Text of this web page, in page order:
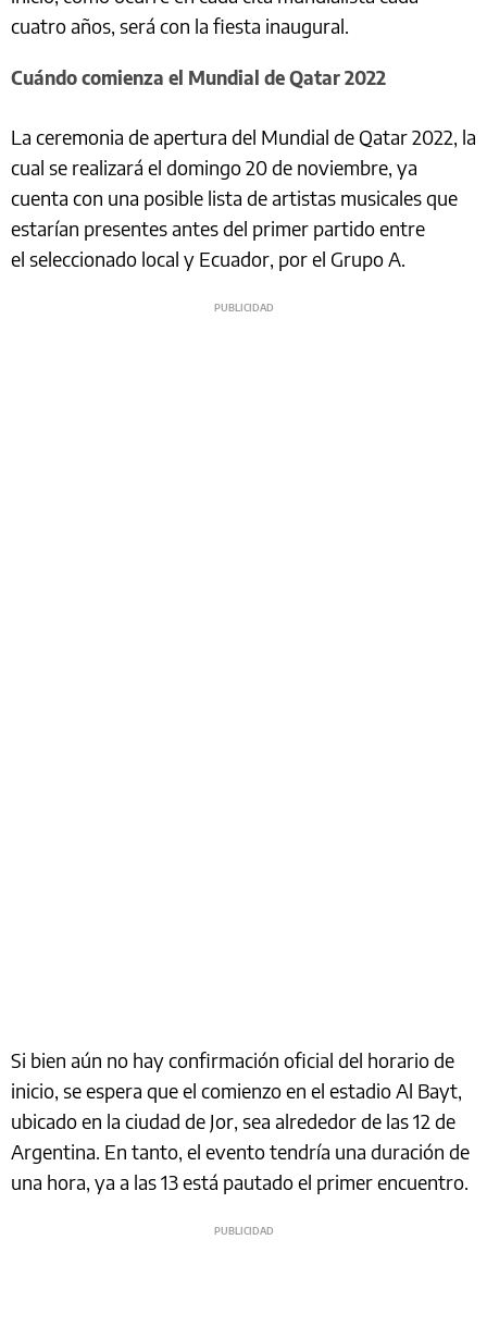
cuatro años, será con la fiesta inaugural.
Cuándo comienza el Mundial de Qatar 2022
La ceremonia de apertura del Mundial de Qatar 2022, la
cual se realizará el domingo 20 de noviembre, ya
cuenta con una posible lista de artistas musicales que
estarían presentes antes del primer partido entre
el seleccionado local y Ecuador, por el Grupo A.
Si bien aún no hay confirmación oficial del horario de
inicio, se espera que el comienzo en el estadio Al Bayt,
ubicado en la ciudad de Jor, sea alrededor de las 12 de
Argentina. En tanto, el evento tendría una duración de
una hora, ya a las 13 está pautado el primer encuentro.